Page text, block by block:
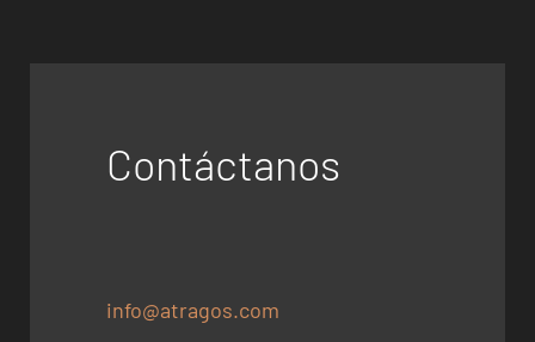
Contáctanos
info@atragos.com